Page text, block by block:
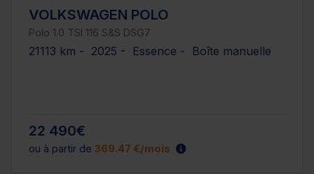
VOLKSWAGEN POLO
Polo 1.0 TSI 116 S&S DSG7
21113 km - 2025 - Essence - Boîte manuelle
22 490€
ou à partir de 369.47 €/mois